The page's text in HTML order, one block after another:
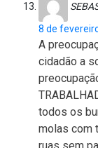
8 de
A
cidadão a
todos os
molas com